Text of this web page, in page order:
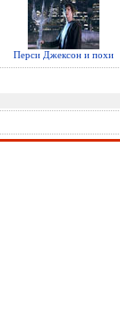
Перси Джексон и похи